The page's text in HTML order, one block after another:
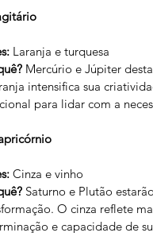
Laranja e turquesa
Mercúrio e Júpiter
intensifica sua
para lidar com a
Cinza e vinho
Saturno e Plutão
O cinza reflete
e capacidade de